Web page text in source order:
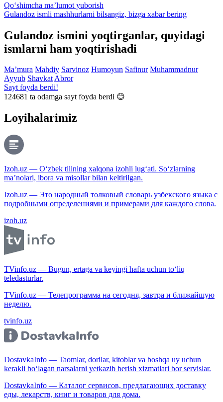
Qo‘shimcha ma’lumot yuborish
Gulandoz ismli mashhurlarni bilsangiz, bizga xabar bering
Gulandoz ismini yoqtirganlar, quyidagi
ismlarni ham yoqtirishadi
Ma’mura Mahdiy Sarvinoz Humoyun Safinur Muhammadnur
Ayyub ShavkatAbror
Sayt foyda berdi!
124681 ta odamga sayt foyda berdi 😊
Loyihalarimiz
Izoh.uz — O‘zbek tilining xalqona izohli lug‘ati. So‘zlarning
ma’nolari, ibora va misollar bilan keltirilgan.
Izoh.uz — Это народный толковый словарь узбекского языка с
подробными определениями и примерами для каждого слова.
izoh.uz
TVinfo.uz — Bugun, ertaga va keyingi hafta uchun to‘liq
teledasturlar.
TVinfo.uz — Телепрограмма на сегодня, завтра и ближайшую
неделю.
tvinfo.uz
DostavkaInfo — Taomlar, dorilar, kitoblar va boshqa uy uchun
kerakli bo‘lagan narsalarni yetkazib berish xizmatlari bor servislar.
DostavkaInfo — Каталог сервисов, предлагающих доставку
еды, лекарств, книг и товаров для дома.